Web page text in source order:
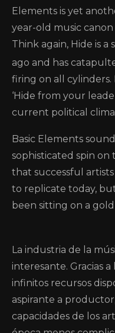
Elements is yet
year-old music
Think again, Hide is
ago and has
firing on all
‘Hide from your
current political
Basic Elements
sophisticated spin on
that successful
to replicate today,
been sitting on a
La industria de la
interesante. Gracias
infinitos recursos
aspirante a
capacidades de los